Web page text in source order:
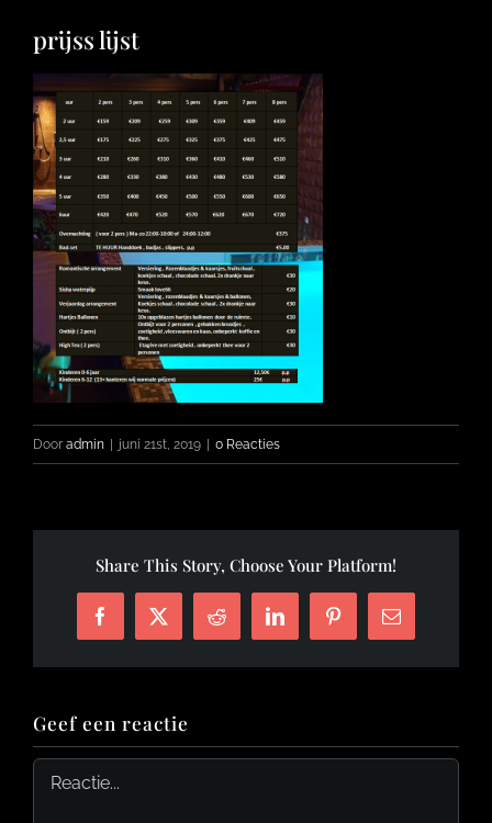
FOTO’S
INFO
OPENINGSTIJDEN
CONTACT
prijss lijst
Door admin juni 21st, 2019 0 Reacties
Share This Story, Choose Your Platform!
Facebook
X Reddit LinkedInPinterest
E-
mail
Geef een reactie
Reactie